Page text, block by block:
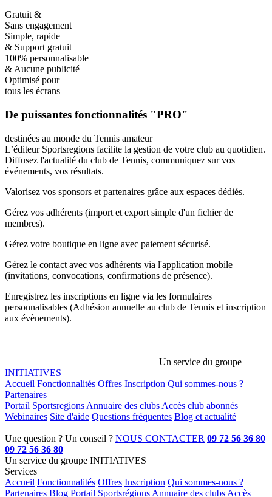
Gratuit &
Sans engagement
Simple, rapide
& Support gratuit
100% personnalisable
& Aucune publicité
Optimisé pour
tous les écrans
De puissantes fonctionnalités "PRO"
destinées au monde du Tennis amateur
L’éditeur Sportsregions facilite la gestion de votre club au quotidien.
Diffusez l'actualité du club de Tennis, communiquez sur vos
événements, vos résultats.
Valorisez vos sponsors et partenaires grâce aux espaces dédiés.
Gérez vos adhérents (import et export simple d'un fichier de
membres).
Gérez votre boutique en ligne avec paiement sécurisé.
Gérez le contact avec vos adhérents via l'application mobile
(invitations, convocations, confirmations de présence).
Enregistrez les inscriptions en ligne via les formulaires
personnalisables (Adhésion annuelle au club de Tennis et inscription
aux évènements).
Un service du groupe
INITIATIVES
Accueil Fonctionnalités Offres Inscription Qui sommes-nous ?
Partenaires
Portail Sportsregions Annuaire des clubs Accès club abonnés
Webinaires Site d'aide Questions fréquentes Blog et actualité
Une question ? Un conseil ? NOUS CONTACTER 09 72 56 36 80
09 72 56 36 80
Un service du groupe INITIATIVES
Services
Accueil Fonctionnalités Offres Inscription Qui sommes-nous ?
Partenaires Blog Portail Sportsrégions Annuaire des clubs Accès